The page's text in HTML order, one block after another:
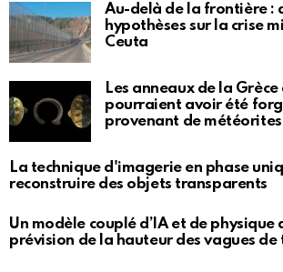
Au-delà de la frontière :
hypothèses sur la crise
Ceuta
Les anneaux de la
pourraient avoir été
provenant de météorites
La technique d'imagerie en phase
reconstruire des objets transparents
Un modèle couplé d’IA et de physique
prévision de la hauteur des vagues de